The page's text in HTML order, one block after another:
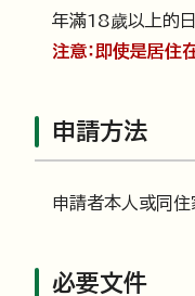
年滿18歲以上的日
注意：即使是居住
申請方法
申請者本人或同住
必要文件